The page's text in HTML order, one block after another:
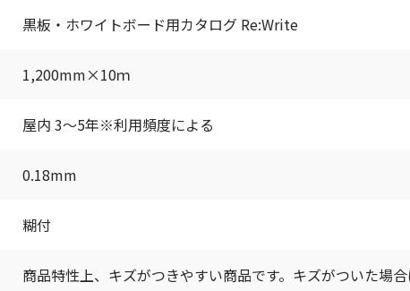
黒板・ホワイトボード用カタログ Re:Write
1,200mm×10ｍ
屋内 3～5年※利用頻度による
0.18mm
糊付
商品特性上、キズがつきやすい商品です。キズがついた場